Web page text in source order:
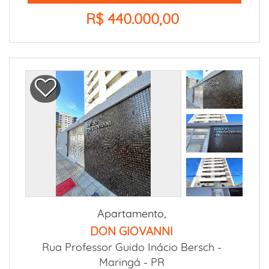
R$ 440.000,00
Apartamento,
DON GIOVANNI
Rua Professor Guido Inácio Bersch -
Maringá - PR